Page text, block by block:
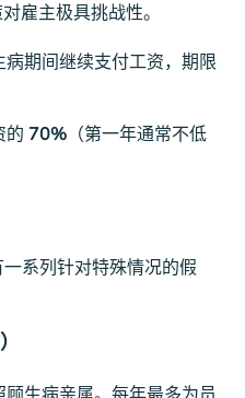
雇主极具挑战性。
期间继续支付工资，期限
的 70%（第一年通常不低
系列针对特殊情况的假